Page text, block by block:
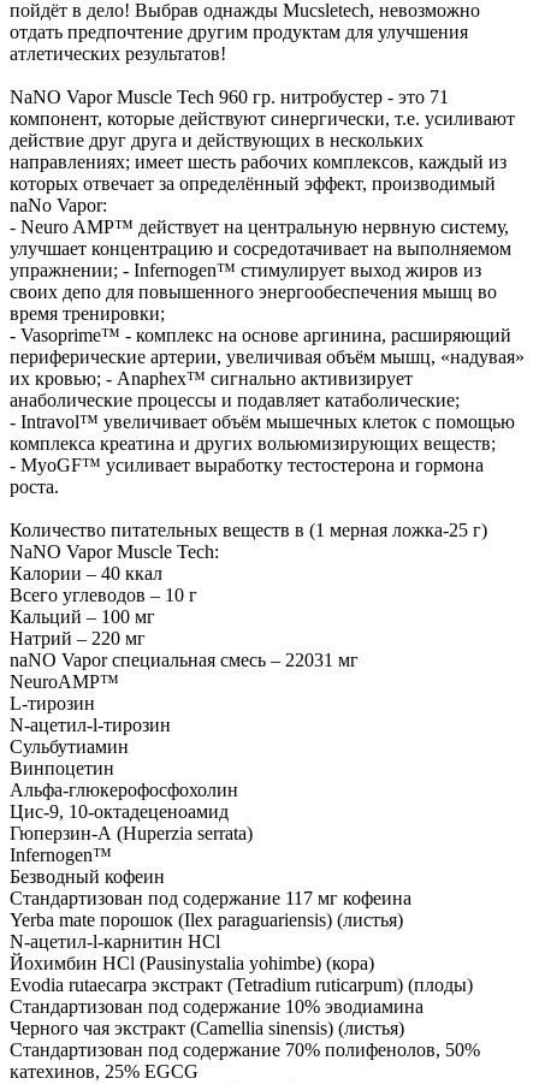
пойдёт в дело! Выбрав однажды Mucsletech, невозможно
отдать предпочтение другим продуктам для улучшения
атлетических результатов!
NaNO Vapor Muscle Tech 960 гр. нитробустер - это 71
компонент, которые действуют синергически, т.е. усиливают
действие друг друга и действующих в нескольких
направлениях; имеет шесть рабочих комплексов, каждый из
которых отвечает за определённый эффект, производимый
naNo Vapor:
- Neuro AMP™ действует на центральную нервную систему,
улучшает концентрацию и сосредотачивает на выполняемом
упражнении; - Infernogen™ стимулирует выход жиров из
своих депо для повышенного энергообеспечения мышц во
время тренировки;
- Vasoprime™ - комплекс на основе аргинина, расширяющий
периферические артерии, увеличивая объём мышц, «надувая»
их кровью; - Anaphex™ сигнально активизирует
анаболические процессы и подавляет катаболические;
- Intravol™ увеличивает объём мышечных клеток с помощью
комплекса креатина и других вольюмизирующих веществ;
- MyoGF™ усиливает выработку тестостерона и гормона
роста.
Количество питательных веществ в (1 мерная ложка-25 г)
NaNO Vapor Muscle Tech:
Калории – 40 ккал
Всего углеводов – 10 г
Кальций – 100 мг
Натрий – 220 мг
naNO Vapor специальная смесь – 22031 мг
NeuroAMP™
L-тирозин
N-ацетил-l-тирозин
Сульбутиамин
Винпоцетин
Альфа-глюкерофосфохолин
Цис-9, 10-октадеценоамид
Гюперзин-А (Huperzia serrata)
Infernogen™
Безводный кофеин
Стандартизован под содержание 117 мг кофеина
Yerba mate порошок (Ilex paraguariensis) (листья)
N-ацетил-l-карнитин HCl
Йохимбин HCl (Pausinystalia yohimbe) (кора)
Evodia rutaecarpa экстракт (Tetradium ruticarpum) (плоды)
Стандартизован под содержание 10% эводиамина
Черного чая экстракт (Camellia sinensis) (листья)
Стандартизован под содержание 70% полифенолов, 50%
катехинов, 25% EGCG